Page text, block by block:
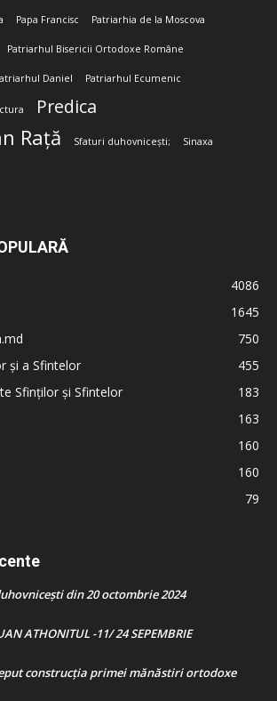
Papa Francisc Patriarhia de la Moscova
Patriarhul Bisericii Ortodoxe Române
Daniel Patriarhul Ecumenic
Predica
Rață Sfaturi duhovnicești; Sinaxa
4086
1645
750
și a Sfintelor
455
Sfinților și Sfintelor
183
163
160
160
79
din 20 octombrie 2024
ATHONITUL -11/ 24 SEPEMBRIE
construcţia primei mănăstiri ortodoxe